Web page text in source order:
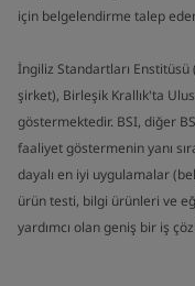
için belgelendirme talep
İngiliz Standartları
şirket), Birleşik Krallık'ta
göstermektedir. BSI, diğer
faaliyet göstermenin yanı
dayalı en iyi uygulamalar
ürün testi, bilgi ürünleri ve
yardımcı olan geniş bir iş